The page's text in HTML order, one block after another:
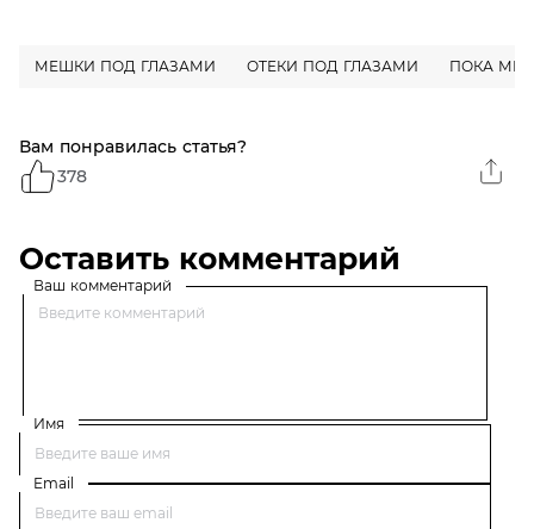
МЕШКИ ПОД ГЛАЗАМИ ОТЕКИ ПОД ГЛАЗАМИ ПОКА МЫ
Вам понравилась статья?
378
Оставить комментарий
Ваш комментарий
Имя
Email